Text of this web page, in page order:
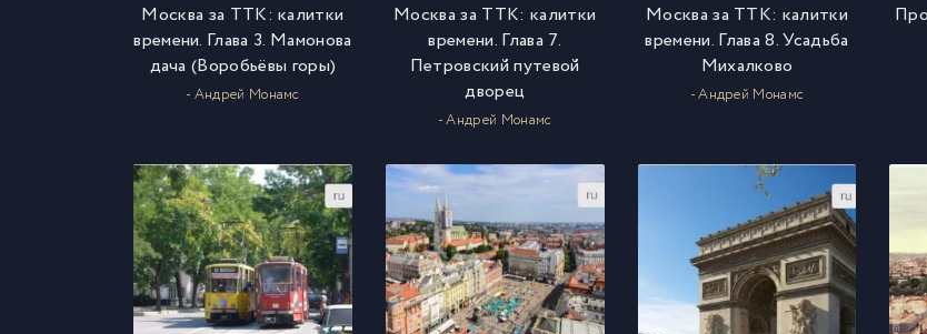
Москва за ТТК: калитки
времени. Глава 3. Мамонова
дача (Воробьёвы горы)
- Андрей Монамс
Москва за ТТК: калитки
времени. Глава 7.
Петровский путевой
дворец
- Андрей Монамс
Москва за ТТК: калитки
времени. Глава 8. Усадьба
Михалково
- Андрей Монамс